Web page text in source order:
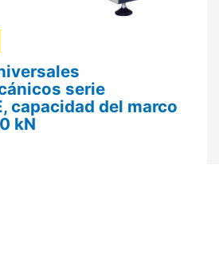
serie
capacidad del marco
kN